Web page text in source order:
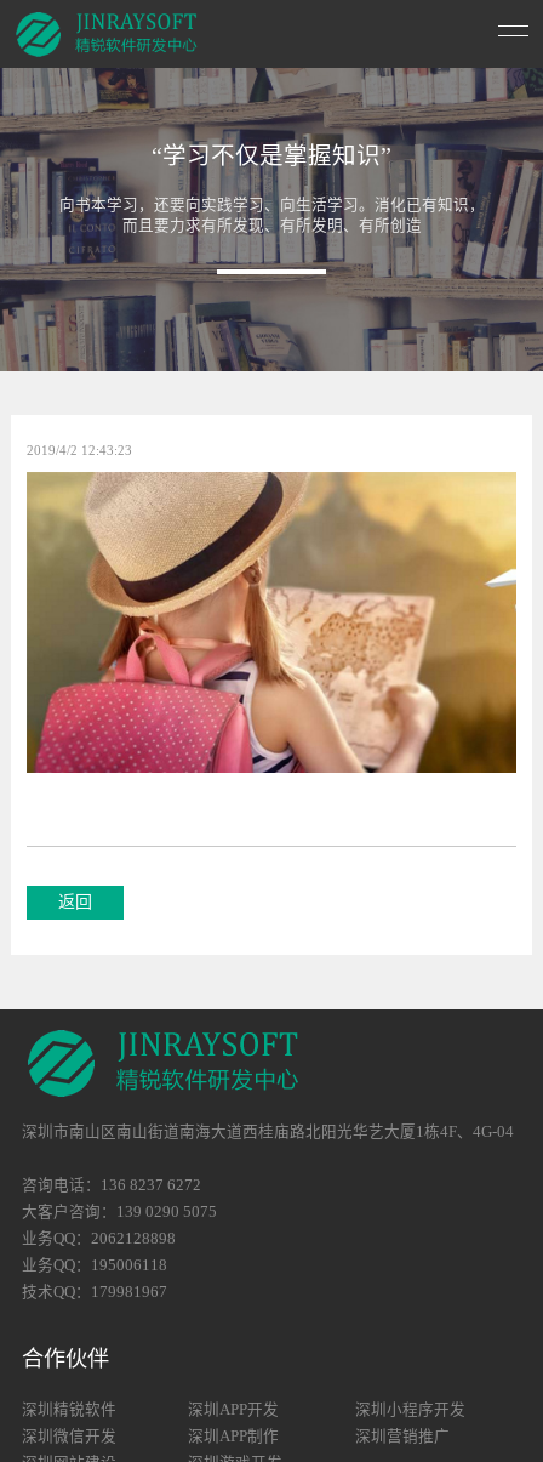
“学习不仅是掌握知识”
向书本学习，还要向实践学习、向生活学习。消化已有知识，
而且要力求有所发现、有所发明、有所创造
2019/4/2 12:43:23
深圳市南山区南山街道南海大道西桂庙路北阳光华艺大厦1栋4F、4G-04
咨询电话：136 8237 6272
大客户咨询：139 0290 5075
业务QQ：2062128898
业务QQ：195006118
技术QQ：179981967
合作伙伴
深圳精锐软件 深圳APP开发
深圳小程序开发
深圳微信开发
深圳APP制作
深圳营销推广